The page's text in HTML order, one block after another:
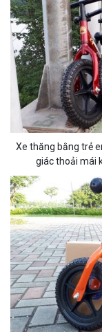
Xe thăng bằng trẻ
giác thoải mái